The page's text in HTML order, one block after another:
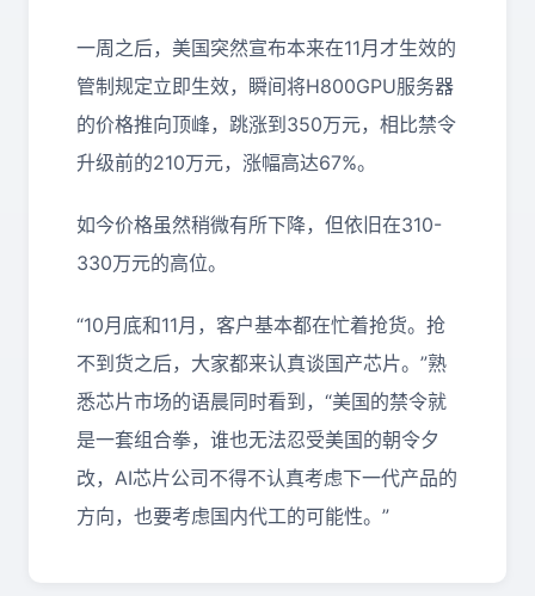
一周之后，美国突然宣布本来在11月才生效的
管制规定立即生效，瞬间将H800GPU服务器
的价格推向顶峰，跳涨到350万元，相比禁令
升级前的210万元，涨幅高达67%。
如今价格虽然稍微有所下降，但依旧在310-
330万元的高位。
“10月底和11月，客户基本都在忙着抢货。抢
不到货之后，大家都来认真谈国产芯片。”熟
悉芯片市场的语晨同时看到，“美国的禁令就
是一套组合拳，谁也无法忍受美国的朝令夕
改，AI芯片公司不得不认真考虑下一代产品的
方向，也要考虑国内代工的可能性。”